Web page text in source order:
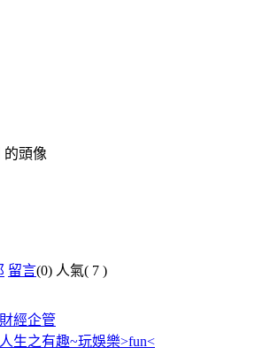
留言(0) 人氣( 7 )
財經企管
人生之有趣~玩娛樂>fun<